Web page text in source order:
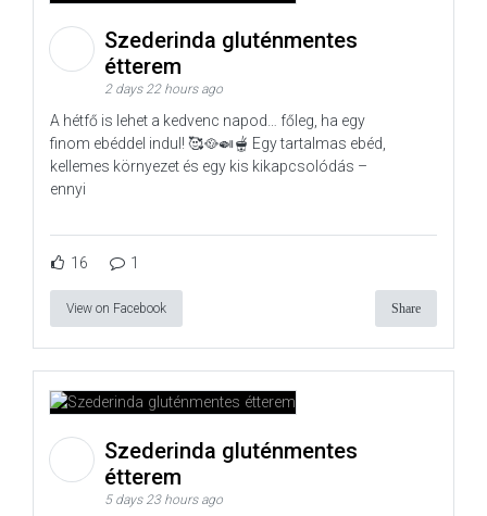
Szederinda gluténmentes
étterem
2 days 22 hours ago
A hétfő is lehet a kedvenc napod… főleg, ha egy
finom ebéddel indul! 🥰🥘🍛🫕 Egy tartalmas ebéd,
kellemes környezet és egy kis kikapcsolódás –
ennyi
16 1
View on Facebook Share
Szederinda gluténmentes
étterem
5 days 23 hours ago